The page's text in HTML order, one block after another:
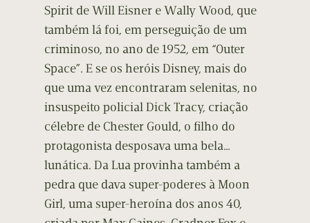
Spirit de Will Eisner e Wally Wood, que
também lá foi, em perseguição de um
criminoso, no ano de 1952, em “Outer
Space”. E se os heróis Disney, mais do
que uma vez encontraram selenitas, no
insuspeito policial Dick Tracy, criação
célebre de Chester Gould, o filho do
protagonista desposava uma bela…
lunática. Da Lua provinha também a
pedra que dava super-poderes à Moon
Girl, uma super-heroína dos anos 40,